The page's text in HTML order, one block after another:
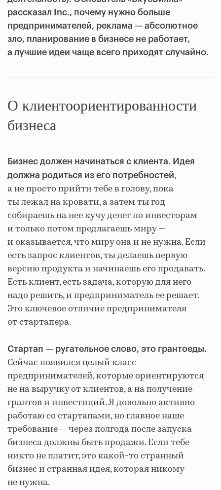
рассказал Inc., почему нужно больше
предпринимателей, реклама — абсолютное
зло, планирование в бизнесе не работает,
а лучшие идеи чаще всего приходят случайно.
О клиентоориентированности
бизнеса
Бизнес должен начинаться с клиента. Идея
должна родиться из его потребностей,
а не просто прийти тебе в голову, пока
ты лежал на кровати, а затем ты год
собираешь на нее кучу денег по инвесторам
и только потом предлагаешь миру —
и оказывается, что миру она и не нужна. Если
есть запрос клиентов, ты делаешь первую
версию продукта и начинаешь его продавать.
Есть клиент, есть задача, которую для него
надо решить, и предприниматель ее решает.
Это ключевое отличие предпринимателя
от стартапера.
Стартап — ругательное слово, это грантоеды.
Сейчас появился целый класс
предпринимателей, которые ориентируются
не на выручку от клиентов, а на получение
грантов и инвестиций. Я довольно активно
работаю со стартапами, но главное наше
требование — через полгода после запуска
бизнеса должны быть продажи. Если тебе
никто не платит, это какой-то странный
бизнес и странная идея, которая никому
не нужна.